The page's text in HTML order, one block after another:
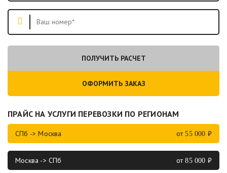
ПОЛУЧИТЬ РАСЧЕТ
ОФОРМИТЬ ЗАКАЗ
ПРАЙС НА УСЛУГИ ПЕРЕВОЗКИ ПО РЕГИОНАМ
СПб -> Москва от55 000 ₽
Москва -> СПб от85 000 ₽